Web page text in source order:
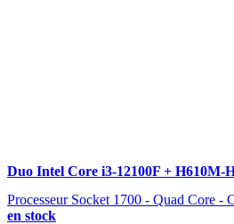
Duo Intel Core i3-12100F + H610M-
Processeur Socket 1700 - Quad Core
en stock